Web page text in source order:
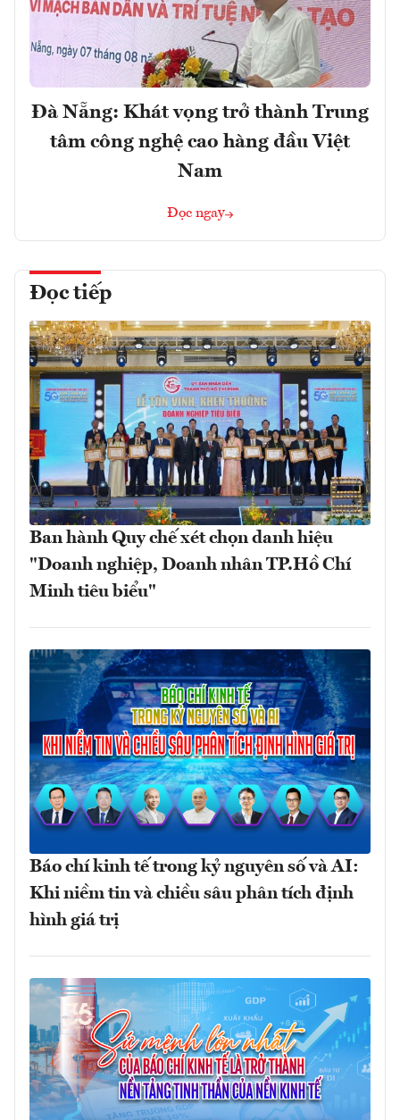
Đà Nẵng: Khát vọng trở thành Trung
tâm công nghệ cao hàng đầu Việt
Nam
Đọc ngay
Đọc tiếp
Ban hành Quy chế xét chọn danh hiệu
"Doanh nghiệp, Doanh nhân TP.Hồ Chí
Minh tiêu biểu"
Báo chí kinh tế trong kỷ nguyên số và AI:
Khi niềm tin và chiều sâu phân tích định
hình giá trị